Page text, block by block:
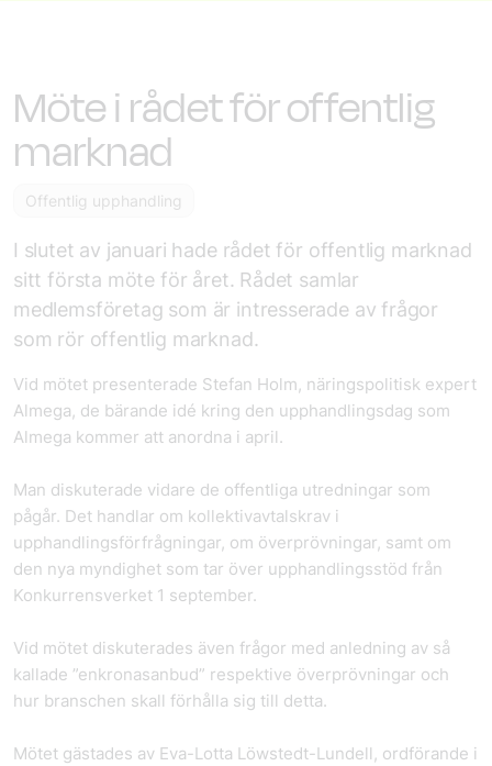
Möte i rådet för offentlig
marknad
Offentlig upphandling
I slutet av januari hade rådet för offentlig marknad
sitt första möte för året. Rådet samlar
medlemsföretag som är intresserade av frågor
som rör offentlig marknad.
Vid mötet presenterade Stefan Holm, näringspolitisk expert
Almega, de bärande idé kring den upphandlingsdag som
Almega kommer att anordna i april.
Man diskuterade vidare de offentliga utredningar som
pågår. Det handlar om kollektivavtalskrav i
upphandlingsförfrågningar, om överprövningar, samt om
den nya myndighet som tar över upphandlingsstöd från
Konkurrensverket 1 september.
Vid mötet diskuterades även frågor med anledning av så
kallade ”enkronasanbud” respektive överprövningar och
hur branschen skall förhålla sig till detta.
Mötet gästades av Eva-Lotta Löwstedt-Lundell, ordförande i